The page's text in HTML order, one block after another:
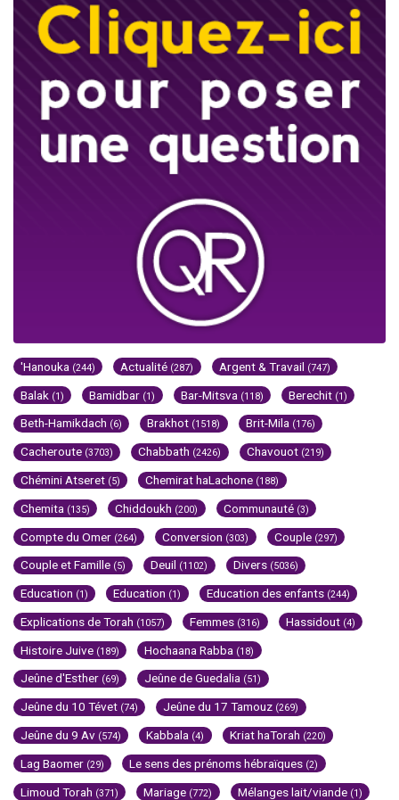
'Hanouka (244) Actualité (287) Argent & Travail (747)
Balak (1) Bamidbar (1) Bar-Mitsva (118) Berechit (1)
Beth-Hamikdach (6) Brakhot (1518) Brit-Mila (176)
Cacheroute (3703) Chabbath (2426) Chavouot (219)
Chémini Atseret (5) Chemirat haLachone (188)
Chemita (135) Chiddoukh (200) Communauté (3)
Compte du Omer (264) Conversion (303) Couple (297)
Couple et Famille (5) Deuil (1102) Divers (5036)
Education (1) Education (1) Education des enfants (244)
Explications de Torah (1057) Femmes (316) Hassidout (4)
Histoire Juive (189) Hochaana Rabba (18)
Jeûne d'Esther (69) Jeûne de Guedalia (51)
Jeûne du 10 Tévet (74) Jeûne du 17 Tamouz (269)
Jeûne du 9 Av (574) Kabbala (4) Kriat haTorah (220)
Lag Baomer (29) Le sens des prénoms hébraïques (2)
Limoud Torah (371) Mariage (772) Mélanges lait/viande (1)